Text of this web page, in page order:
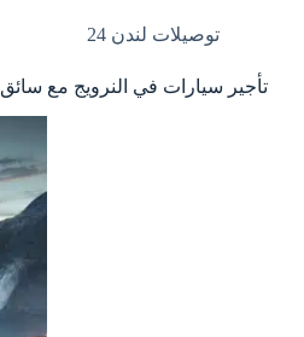
توصيلات لندن 24
تأجير سيارات في النرويج مع سائق